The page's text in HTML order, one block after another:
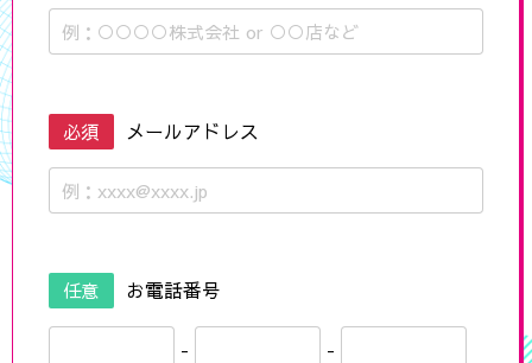
必須 メールアドレス
任意 お電話番号
- -